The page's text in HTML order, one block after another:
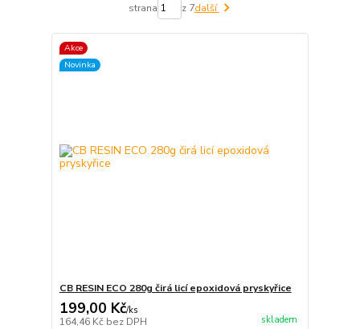
strana z 7další
Akce
Novinka
CB RESIN ECO 280g čirá licí epoxidová pryskyřice
199,00 Kč/ks
164,46 Kč bez DPH skladem